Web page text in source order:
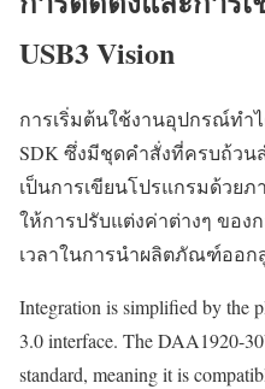
USB3 Vision
การเริ่มต้นใช้งานอุปกรณ์ทำ
SDK ซึ่งมีชุดคำสั่งที่ครบถ้ว
เป็นการเขียนโปรแกรมด้วยภ
ให้การปรับแต่งค่าต่างๆ ของ
เวลาในการนำผลิตภัณฑ์ออก
Integration is simplified by the
3.0 interface. The DAA1920-
standard, meaning it is